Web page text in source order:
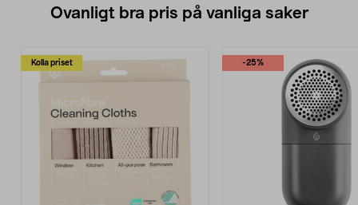
Ovanligt bra pris på vanliga saker
Kolla priset -25%